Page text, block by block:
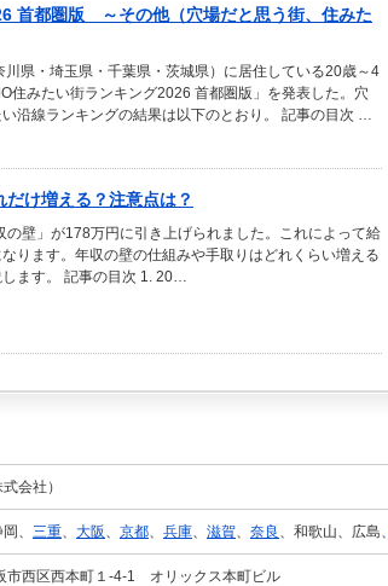
首都圏版 ～その他（穴場だと思う街、住みた
県・埼玉県・千葉県・茨城県）に居住している20歳～4
住みたい街ランキング2026 首都圏版」を発表した。穴
沿線ランキングの結果は以下のとおり。 記事の目次 …
け増える？注意点は？
壁」が178万円に引き上げられました。これによって給
ります。年収の壁の仕組みや手取りはどれくらい増える
ます。 記事の目次 1. 20…
会社）
、 三重、 大阪 、 京都、 兵庫、 滋賀、 奈良 、和歌山、広島、
市西区西本町１-4-1 オリックス本町ビル